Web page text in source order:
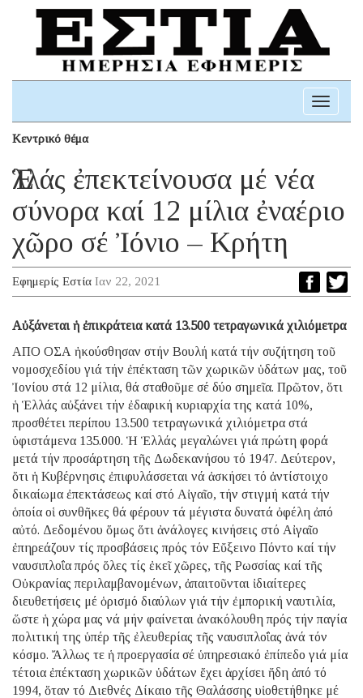
Toggle
Κεντρικό θέμα
Ἑλλάς ἐπεκτείνουσα μέ νέα
σύνορα καί 12 μίλια ἐναέριο
χῶρο σέ Ἰόνιο – Κρήτη
Εφημερίς Εστία Ιαν 22, 2021
Αὐξάνεται ἡ ἐπικράτεια κατά 13.500 τετραγωνικά χιλιόμετρα
ΑΠΟ ΟΣΑ ἠκούσθησαν στήν Βουλή κατά τήν συζήτηση τοῦ
νομοσχεδίου γιά τήν ἐπέκταση τῶν χωρικῶν ὑδάτων μας, τοῦ
Ἰονίου στά 12 μίλια, θά σταθοῦμε σέ δύο σημεῖα. Πρῶτον, ὅτι
ἡ Ἑλλάς αὐξάνει τήν ἐδαφική κυριαρχία της κατά 10%,
προσθέτει περίπου 13.500 τετραγωνικά χιλιόμετρα στά
ὑφιστάμενα 135.000. Ἡ Ἑλλάς μεγαλώνει γιά πρώτη φορά
μετά τήν προσάρτηση τῆς Δωδεκανήσου τό 1947. Δεύτερον,
ὅτι ἡ Κυβέρνησις ἐπιφυλάσσεται νά ἀσκήσει τό ἀντίστοιχο
δικαίωμα ἐπεκτάσεως καί στό Αἰγαῖο, τήν στιγμή κατά τήν
ὁποία οἱ συνθῆκες θά φέρουν τά μέγιστα δυνατά ὀφέλη ἀπό
αὐτό. Δεδομένου ὅμως ὅτι ἀνάλογες κινήσεις στό Αἰγαῖο
ἐπηρεάζουν τίς προσβάσεις πρός τόν Εὔξεινο Πόντο καί τήν
ναυσιπλοΐα πρός ὅλες τίς ἐκεῖ χῶρες, τῆς Ρωσσίας καί τῆς
Οὐκρανίας περιλαμβανομένων, ἀπαιτοῦνται ἰδιαίτερες
διευθετήσεις μέ ὁρισμό διαύλων γιά τήν ἐμπορική ναυτιλία,
ὥστε ἡ χώρα μας νά μήν φαίνεται ἀνακόλουθη πρός τήν παγία
πολιτική της ὑπέρ τῆς ἐλευθερίας τῆς ναυσιπλοΐας ἀνά τόν
κόσμο. Ἄλλως τε ἡ προεργασία σέ ὑπηρεσιακό ἐπίπεδο γιά μία
τέτοια ἐπέκταση χωρικῶν ὑδάτων ἔχει ἀρχίσει ἤδη ἀπό τό
1994, ὅταν τό Διεθνές Δίκαιο τῆς Θαλάσσης υἱοθετήθηκε μέ